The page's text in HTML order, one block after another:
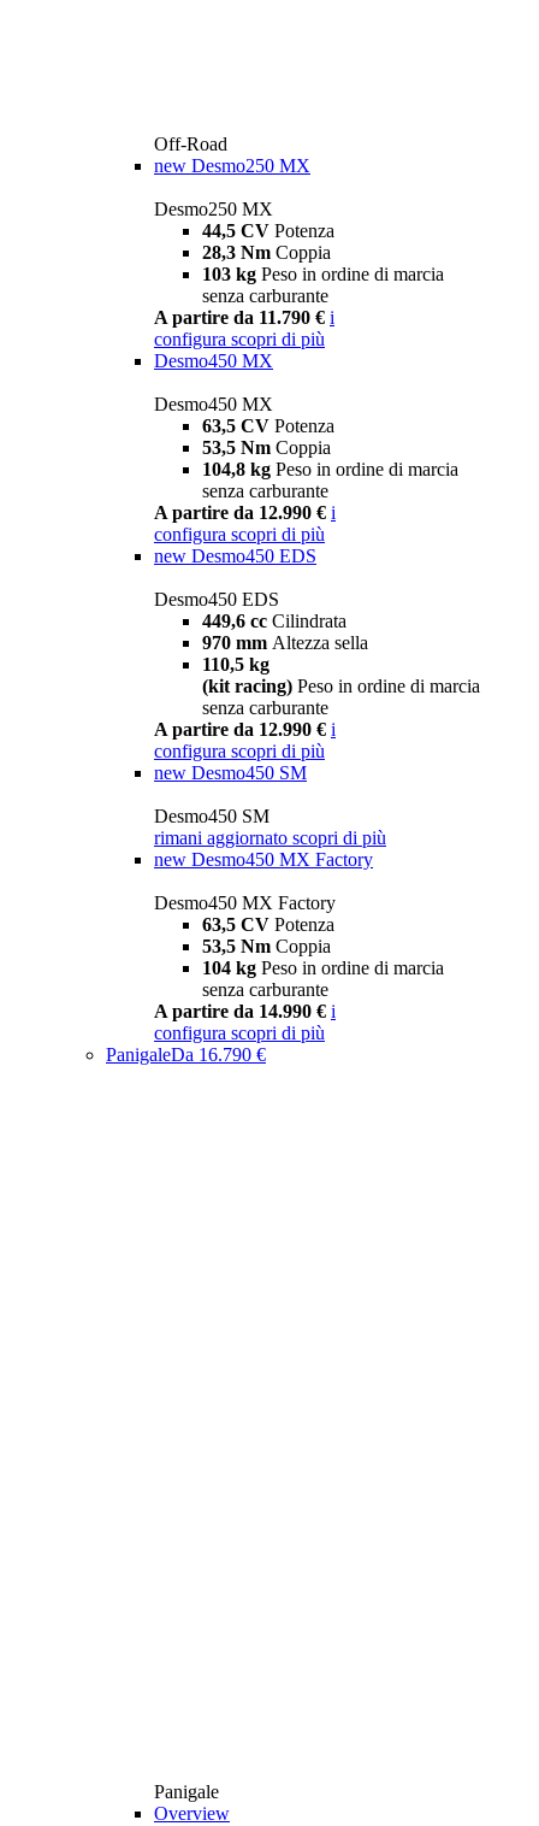
Off-Road
new Desmo250 MX
Desmo250 MX
44,5 CV Potenza
28,3 Nm Coppia
103 kg Peso in ordine di marcia
senza carburante
A partire da 11.790 € i
configura scopri di più
Desmo450 MX
Desmo450 MX
63,5 CV Potenza
53,5 Nm Coppia
104,8 kg Peso in ordine di marcia
senza carburante
A partire da 12.990 € i
configura scopri di più
new Desmo450 EDS
Desmo450 EDS
449,6 cc Cilindrata
970 mm Altezza sella
110,5 kg
(kit racing) Peso in ordine di marcia
senza carburante
A partire da 12.990 € i
configura scopri di più
new Desmo450 SM
Desmo450 SM
rimani aggiornato scopri di più
new Desmo450 MX Factory
Desmo450 MX Factory
63,5 CV Potenza
53,5 Nm Coppia
104 kg Peso in ordine di marcia
senza carburante
A partire da 14.990 € i
configura scopri di più
PanigaleDa 16.790 €
Panigale
Overview